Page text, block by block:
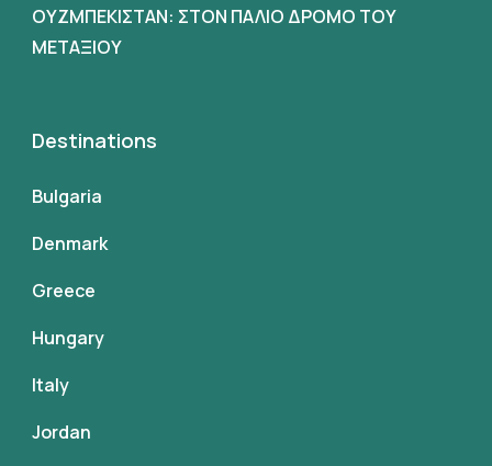
ΟΥΖΜΠΕΚΙΣΤΑΝ: ΣΤΟΝ ΠΑΛΙΟ ΔΡΟΜΟ ΤΟΥ
ΜΕΤΑΞΙΟΥ
Destinations
Bulgaria
Denmark
Greece
Hungary
Italy
Jordan